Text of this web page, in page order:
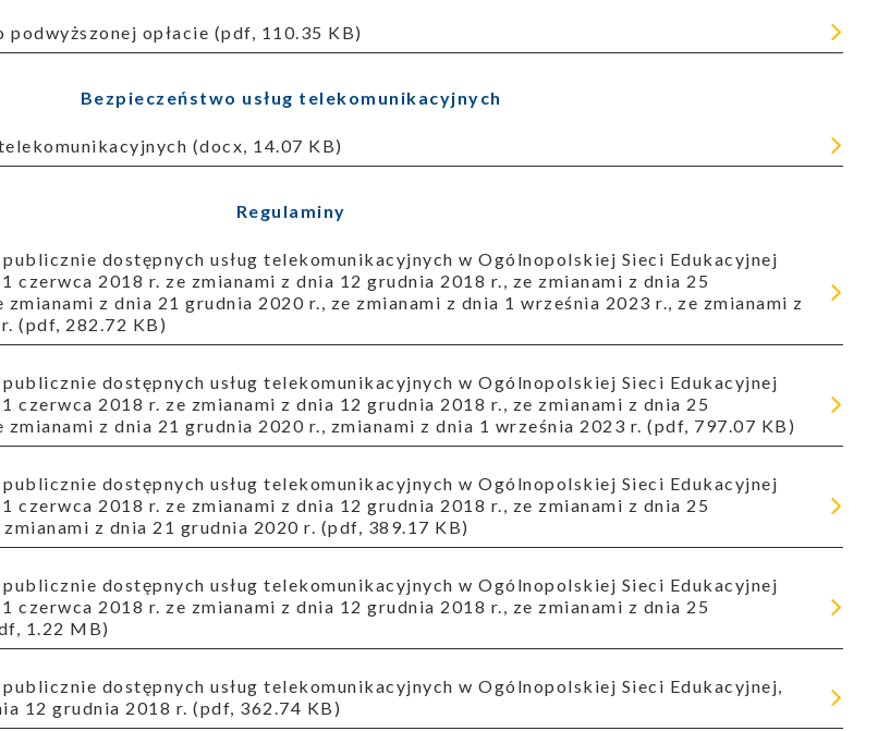
podwyższonej opłacie (pdf, 110.35 KB)
Bezpieczeństwo usług telekomunikacyjnych
telekomunikacyjnych (docx, 14.07 KB)
Regulaminy
czerwca 2018 r. ze zmianami z dnia 12 grudnia 2018 r., ze zmianami z dnia 25
z dnia 21 grudnia 2020 r., ze zmianami z dnia 1 września 2023 r., ze zmianami z
(pdf, 282.72 KB)
czerwca 2018 r. ze zmianami z dnia 12 grudnia 2018 r., ze zmianami z dnia 25
z dnia 21 grudnia 2020 r., zmianami z dnia 1 września 2023 r. (pdf, 797.07 KB)
czerwca 2018 r. ze zmianami z dnia 12 grudnia 2018 r., ze zmianami z dnia 25
z dnia 21 grudnia 2020 r. (pdf, 389.17 KB)
czerwca 2018 r. ze zmianami z dnia 12 grudnia 2018 r., ze zmianami z dnia 25
1.22 MB)
12 grudnia 2018 r. (pdf, 362.74 KB)